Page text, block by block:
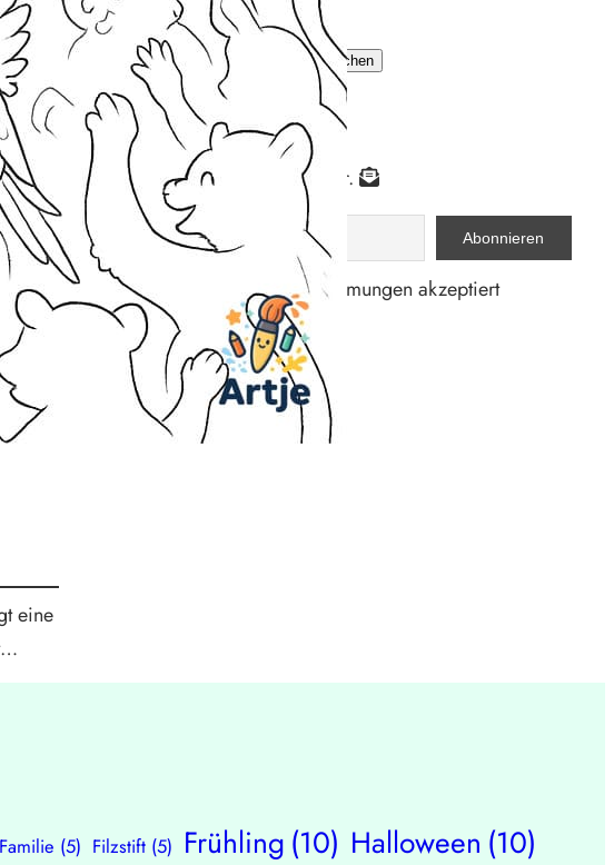
eine
Suchen
Suchen
Nichts mehr verpassen
Abonniere unseren Newsletter.
Datenschutzbestimmungen akzeptiert
Familie (5) Filzstift (5) Frühling (10) Halloween (10)